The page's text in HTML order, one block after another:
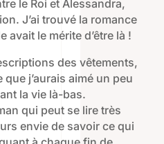
le Roi et Alessandra,
J’ai trouvé la romance
avait le mérite d’être là !
des vêtements,
j’aurais aimé un peu
la vie là-bas.
qui peut se lire très
envie de savoir ce qui